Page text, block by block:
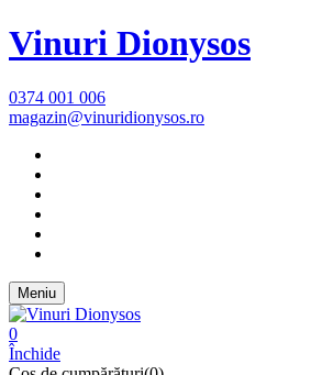
Vinuri Dionysos
0374 001 006
magazin@vinuridionysos.ro
Meniu
0
Închide